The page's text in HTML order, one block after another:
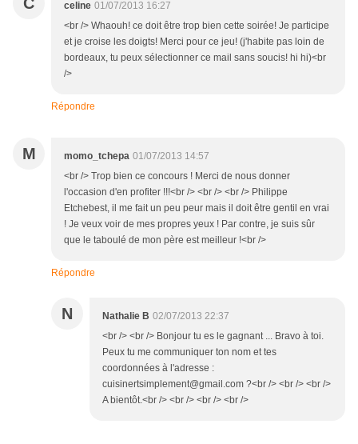
celine 01/07/2013 16:27
<br /> Whaouh! ce doit être trop bien cette soirée! Je participe
et je croise les doigts! Merci pour ce jeu! (j'habite pas loin de
bordeaux, tu peux sélectionner ce mail sans soucis! hi hi)<br
/>
Répondre
M momo_tchepa 01/07/2013 14:57
<br /> Trop bien ce concours ! Merci de nous donner
l'occasion d'en profiter !!!<br /> <br /> <br /> Philippe
Etchebest, il me fait un peu peur mais il doit être gentil en vrai
! Je veux voir de mes propres yeux ! Par contre, je suis sûr
que le taboulé de mon père est meilleur !<br />
Répondre
N Nathalie B 02/07/2013 22:37
<br /> <br /> Bonjour tu es le gagnant ... Bravo à toi.
Peux tu me communiquer ton nom et tes
coordonnées à l'adresse :
cuisinertsimplement@gmail.com ?<br /> <br /> <br />
A bientôt.<br /> <br /> <br /> <br />